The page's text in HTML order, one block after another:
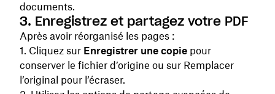
documents.
3. Enregistrez et partagez votre PDF
Après avoir réorganisé les pages :
Cliquez sur Enregistrer une copie pour
conserver le fichier d’origine ou sur Remplacer
l’original pour l’écraser.